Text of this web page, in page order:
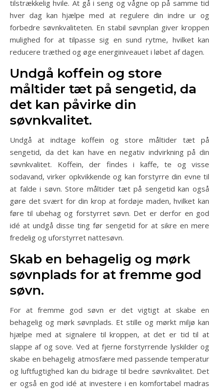
tilstrækkelig hvile. At gå i seng og vågne op på samme tid
hver dag kan hjælpe med at regulere din indre ur og
forbedre søvnkvaliteten. En stabil søvnplan giver kroppen
mulighed for at tilpasse sig en sund rytme, hvilket kan
reducere træthed og øge energiniveauet i løbet af dagen.
Undgå koffein og store
måltider tæt på sengetid, da
det kan påvirke din
søvnkvalitet.
Undgå at indtage koffein og store måltider tæt på
sengetid, da det kan have en negativ indvirkning på din
søvnkvalitet. Koffein, der findes i kaffe, te og visse
sodavand, virker opkvikkende og kan forstyrre din evne til
at falde i søvn. Store måltider tæt på sengetid kan også
gøre det svært for din krop at fordøje maden, hvilket kan
føre til ubehag og forstyrret søvn. Det er derfor en god
idé at undgå disse ting før sengetid for at sikre en mere
fredelig og uforstyrret nattesøvn.
Skab en behagelig og mørk
søvnplads for at fremme god
søvn.
For at fremme god søvn er det vigtigt at skabe en
behagelig og mørk søvnplads. Et stille og mørkt miljø kan
hjælpe med at signalere til kroppen, at det er tid til at
slappe af og sove. Ved at fjerne forstyrrende lyskilder og
skabe en behagelig atmosfære med passende temperatur
og luftfugtighed kan du bidrage til bedre søvnkvalitet. Det
er også en god idé at investere i en komfortabel madras